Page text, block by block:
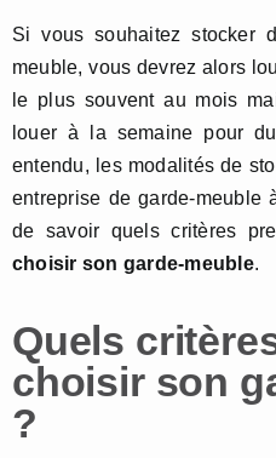
Si vous souhaitez stocker
meuble, vous devrez alors
le plus souvent au mois
louer à la semaine pour
entendu, les modalités de
entreprise de garde-meuble
de savoir quels critères
choisir son garde-meuble.
Quels
choisir son
?